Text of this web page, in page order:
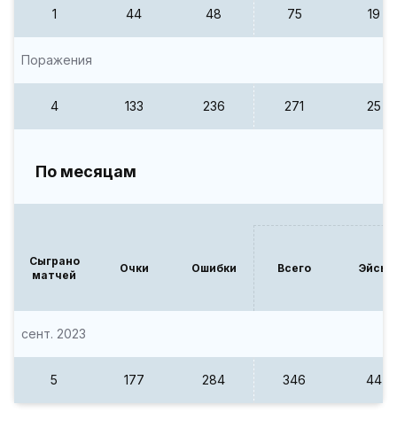
1 44 48 75 19
Поражения
4 133 236 271 25
По месяцам
Сыграно
матчей
Очки Ошибки Всего Эйсы
сент. 2023
5 177 284 346 44